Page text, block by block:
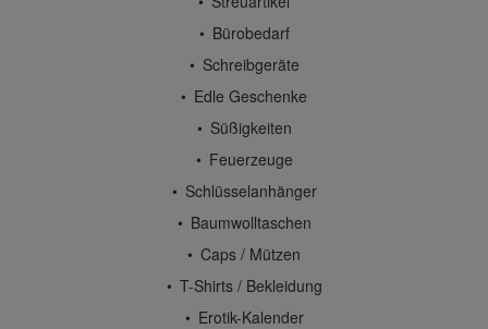
Bürobedarf
Schreibgeräte
Edle Geschenke
Süßigkeiten
Feuerzeuge
Schlüsselanhänger
Baumwolltaschen
Caps / Mützen
T-Shirts / Bekleidung
Erotik-Kalender